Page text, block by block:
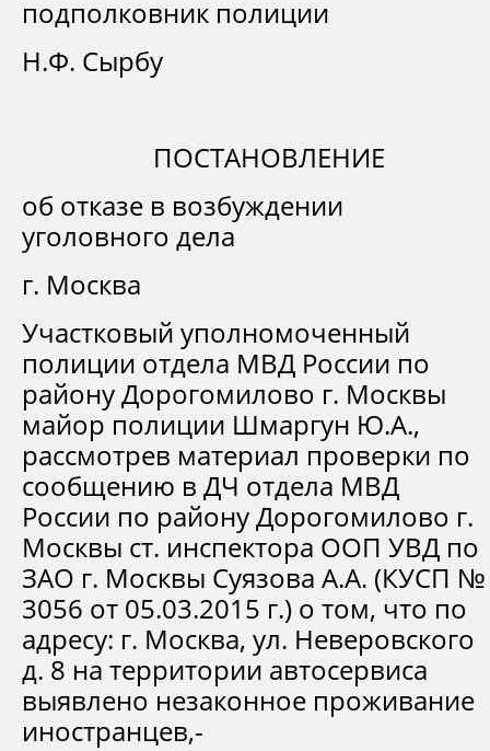
подполковник полиции
Н.Ф. Сырбу
ПОСТАНОВЛЕНИЕ
об отказе в возбуждении
уголовного дела
г. Москва
Участковый уполномоченный
полиции отдела МВД России по
району Дорогомилово г. Москвы
майор полиции Шмаргун Ю.А.,
рассмотрев материал проверки по
сообщению в ДЧ отдела МВД
России по району Дорогомилово г.
Москвы ст. инспектора ООП УВД по
ЗАО г. Москвы Суязова А.А. (КУСП №
3056 от 05.03.2015 г.) о том, что по
адресу: г. Москва, ул. Неверовского
д. 8 на территории автосервиса
выявлено незаконное проживание
иностранцев,-